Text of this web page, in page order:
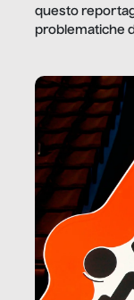
questo
problematiche